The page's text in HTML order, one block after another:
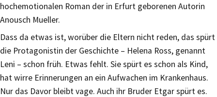
hochemotionalen Roman der in Erfurt geborenen Autorin
Anousch Mueller.
Dass da etwas ist, worüber die Eltern nicht reden, das spürt
die Protagonistin der Geschichte – Helena Ross, genannt
Leni – schon früh. Etwas fehlt. Sie spürt es schon als Kind,
hat wirre Erinnerungen an ein Aufwachen im Krankenhaus.
Nur das Davor bleibt vage. Auch ihr Bruder Etgar spürt es.